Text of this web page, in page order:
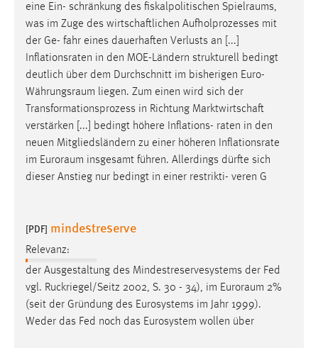
eine Ein- schränkung des fiskalpolitischen Spielraums,
was im Zuge des wirtschaftlichen Aufholprozesses mit
der Ge- fahr eines dauerhaften Verlusts an [...]
Inflationsraten in den MOE-Ländern strukturell bedingt
deutlich über dem Durchschnitt im bisherigen Euro-
Währungsraum liegen. Zum einen wird sich der
Transformationsprozess in Richtung Marktwirtschaft
verstärken [...] bedingt höhere Inflations- raten in den
neuen Mitgliedsländern zu einer höheren Inflationsrate
im Euroraum insgesamt führen. Allerdings dürfte sich
dieser Anstieg nur bedingt in einer restrikti- veren G
[PDF] mindestreserve
Relevanz:
der Ausgestaltung des Mindestreservesystems der Fed
vgl. Ruckriegel/Seitz 2002, S. 30 - 34), im Euroraum 2%
(seit der Gründung des Eurosystems im Jahr 1999).
Weder das Fed noch das Eurosystem wollen über